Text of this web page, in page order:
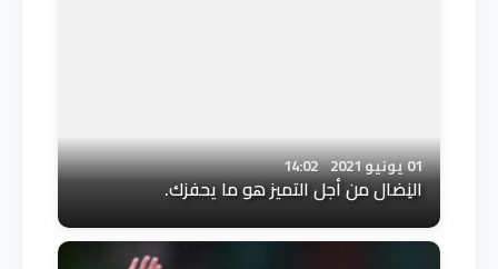
01 يونيو 2021 14:02
النِضال من أجل التميز هو ما يحفزك.